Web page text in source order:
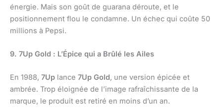
énergie. Mais son goût de guarana déroute, et le
positionnement flou le condamne. Un échec qui coûte 50
millions à Pepsi.
9. 7Up Gold : L’Épice qui a Brûlé les Ailes
En 1988, 7Up lance 7Up Gold, une version épicée et
ambrée. Trop éloignée de l’image rafraîchissante de la
marque, le produit est retiré en moins d’un an.